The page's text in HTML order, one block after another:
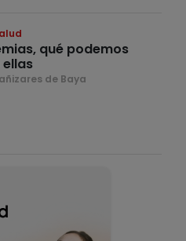
qué podemos
de Baya